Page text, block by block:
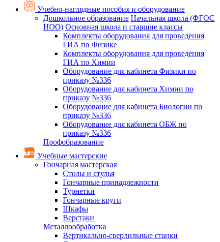
Учебно-наглядные пособия и оборудование
Дошкольное образование Начальная школа (ФГОС
НОО) Основная школа и старшие классы
Комплекты оборудования для проведения
ГИА по Физике
Комплекты оборудования для проведения
ГИА по Химии
Оборудование для кабинета Физики по
приказу №336
Оборудование для кабинета Химии по
приказу №336
Оборудование для кабинета Биологии по
приказу №336
Оборудование для кабинета ОБЖ по
приказу №336
Профобразование
Учебные мастерские
Гончарная мастерская
Столы и стулья
Гончарные принадлежности
Турнетки
Гончарные круги
Шкафы
Верстаки
Металлообработка
Вертикально-сверлильные станки